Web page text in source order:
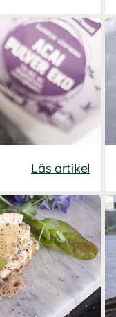
Läs artikel